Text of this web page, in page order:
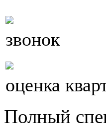
звонок
оценка
Полный